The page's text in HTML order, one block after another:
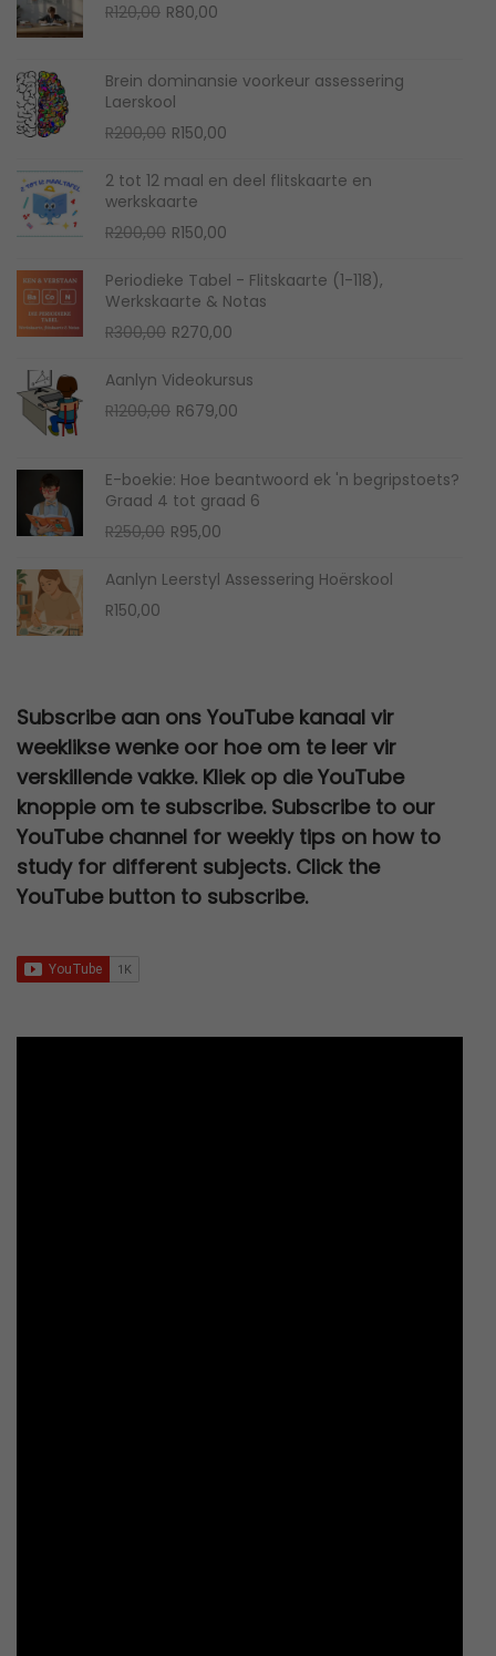
o
l
w
r
k
n
i
R120,00 R80,00
Brein dominansie voorkeur assessering
Laerskool
R200,00 R150,00
2 tot 12 maal en deel flitskaarte en
werkskaarte
R200,00 R150,00
Periodieke Tabel - Flitskaarte (1-118),
Werkskaarte & Notas
R300,00 R270,00
Aanlyn Videokursus
R1200,00 R679,00
E-boekie: Hoe beantwoord ek 'n begripstoets?
Graad 4 tot graad 6
R250,00 R95,00
Aanlyn Leerstyl Assessering Hoërskool
R150,00
Subscribe aan ons YouTube kanaal vir
weeklikse wenke oor hoe om te leer vir
verskillende vakke. Kliek op die YouTube
knoppie om te subscribe. Subscribe to our
YouTube channel for weekly tips on how to
study for different subjects. Click the
YouTube button to subscribe.